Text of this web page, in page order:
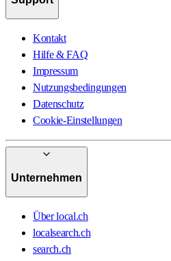
Kontakt
Hilfe & FAQ
Impressum
Nutzungsbedingungen
Datenschutz
Cookie-Einstellungen
Unternehmen
Über local.ch
localsearch.ch
search.ch